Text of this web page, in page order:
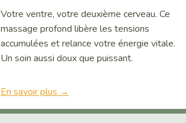
Votre ventre, votre deuxième cerveau. Ce
massage profond libère les tensions
accumulées et relance votre énergie vitale.
Un soin aussi doux que puissant.
En savoir plus →